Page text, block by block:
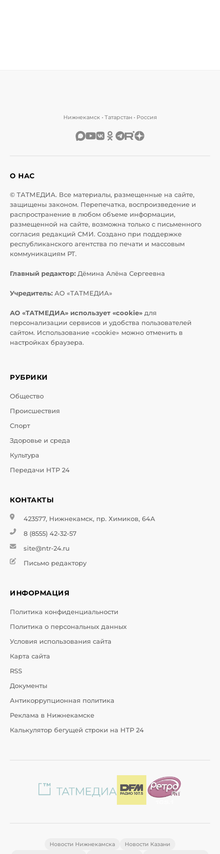
Нижнекамск • Татарстан • Россия
О НАС
© ТАТМЕДИА. Все материалы, размещенные на сайте,
защищены законом. Перепечатка, воспроизведение и
распространение в любом объеме информации,
размещенной на сайте, возможна только с письменного
согласия редакций СМИ. Создано при поддержке
республиканского агентства по печати и массовым
коммуникациям РТ.
Главный редактор: Дёмина Алёна Сергеевна
Учредитель: АО «ТАТМЕДИА»
АО «ТАТМЕДИА» использует «cookie» для
персонализации сервисов и удобства пользователей
сайтом. Использование «cookie» можно отменить в
настройках браузера.
РУБРИКИ
Общество
Происшествия
Спорт
Здоровье и среда
Культура
Передачи НТР 24
КОНТАКТЫ
423577, Нижнекамск, пр. Химиков, 64А
8 (8555) 42-32-57
site@ntr-24.ru
Письмо редактору
ИНФОРМАЦИЯ
Политика конфиденциальности
Политика о персональных данных
Условия использования сайта
Карта сайта
RSS
Документы
Антикоррупционная политика
Реклама в Нижнекамске
Калькулятор бегущей строки на НТР 24
Новости Нижнекамска
Новости Казани